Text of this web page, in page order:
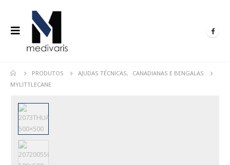
PRODUTOS AJUDAS TÉCNICAS,
CANADIANAS E BENGALAS
MYLITTLECANE